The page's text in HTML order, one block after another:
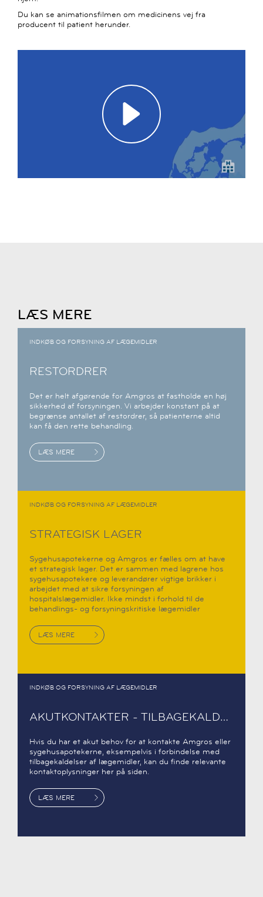
Du kan se animationsfilmen om medicinens vej fra
producent til patient herunder.
LÆS MERE
INDKØB OG FORSYNING AF LÆGEMIDLER
RESTORDRER
Det er helt afgørende for Amgros at fastholde en høj
sikkerhed af forsyningen. Vi arbejder konstant på at
begrænse antallet af restordrer, så patienterne altid
kan få den rette behandling.
LÆS MERE
INDKØB OG FORSYNING AF LÆGEMIDLER
STRATEGISK LAGER
Sygehusapotekerne og Amgros er fælles om at have
et strategisk lager. Det er sammen med lagrene hos
sygehusapotekere og leverandører vigtige brikker i
arbejdet med at sikre forsyningen af
hospitalslægemidler. Ikke mindst i forhold til de
behandlings- og forsyningskritiske lægemidler
LÆS MERE
INDKØB OG FORSYNING AF LÆGEMIDLER
AKUTKONTAKTER - TILBAGEKALDELSER
Hvis du har et akut behov for at kontakte Amgros eller
sygehusapotekerne, eksempelvis i forbindelse med
tilbagekaldelser af lægemidler, kan du finde relevante
kontaktoplysninger her på siden.
LÆS MERE